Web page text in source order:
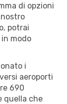
di opzioni
potrai
modo
i
aeroporti
690
quella che